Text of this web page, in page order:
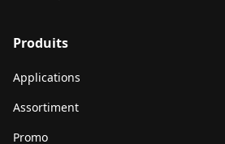
Produits
Applications
Assortiment
Promo